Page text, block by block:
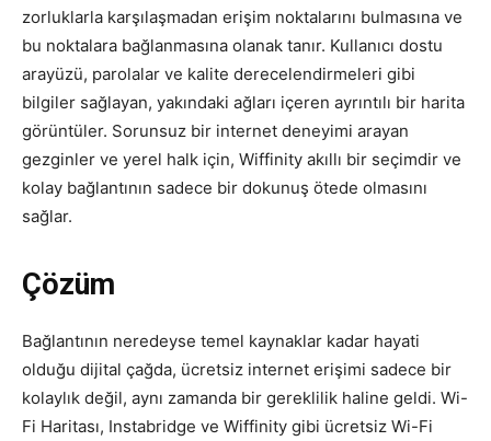
zorluklarla karşılaşmadan erişim noktalarını bulmasına ve
bu noktalara bağlanmasına olanak tanır. Kullanıcı dostu
arayüzü, parolalar ve kalite derecelendirmeleri gibi
bilgiler sağlayan, yakındaki ağları içeren ayrıntılı bir harita
görüntüler. Sorunsuz bir internet deneyimi arayan
gezginler ve yerel halk için, Wiffinity akıllı bir seçimdir ve
kolay bağlantının sadece bir dokunuş ötede olmasını
sağlar.
Çözüm
Bağlantının neredeyse temel kaynaklar kadar hayati
olduğu dijital çağda, ücretsiz internet erişimi sadece bir
kolaylık değil, aynı zamanda bir gereklilik haline geldi. Wi-
Fi Haritası, Instabridge ve Wiffinity gibi ücretsiz Wi-Fi